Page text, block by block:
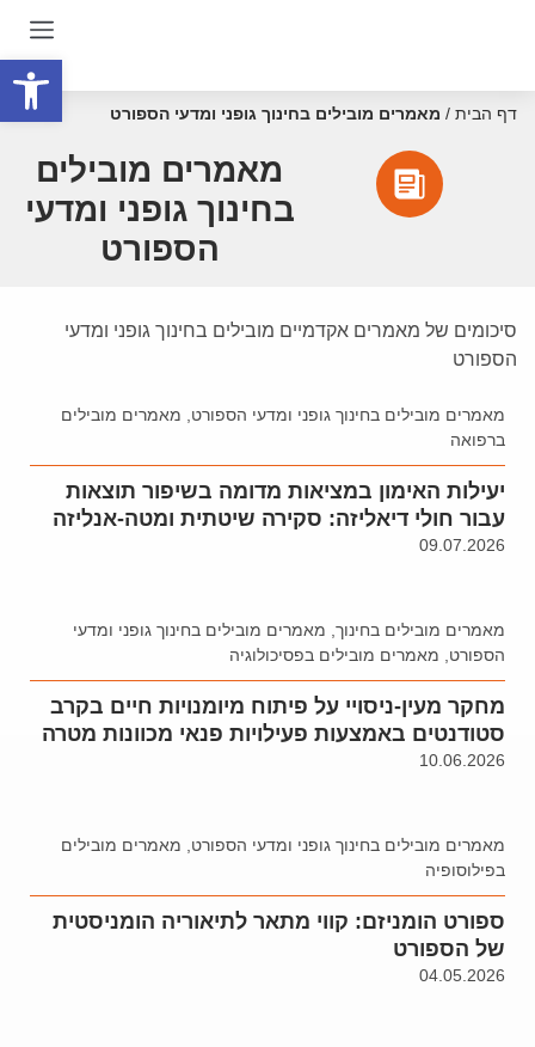
דף הבית / מאמרים מובילים בחינוך גופני ומדעי הספורט
מאמרים מובילים
בחינוך גופני ומדעי
הספורט
סיכומים של מאמרים אקדמיים מובילים בחינוך גופני ומדעי
הספורט
מאמרים מובילים בחינוך גופני ומדעי הספורט, מאמרים מובילים
ברפואה
יעילות האימון במציאות מדומה בשיפור תוצאות
עבור חולי דיאליזה: סקירה שיטתית ומטה-אנליזה
09.07.2026
מאמרים מובילים בחינוך, מאמרים מובילים בחינוך גופני ומדעי
הספורט, מאמרים מובילים בפסיכולוגיה
מחקר מעין-ניסויי על פיתוח מיומנויות חיים בקרב
סטודנטים באמצעות פעילויות פנאי מכוונות מטרה
10.06.2026
מאמרים מובילים בחינוך גופני ומדעי הספורט, מאמרים מובילים
בפילוסופיה
ספורט הומניזם: קווי מתאר לתיאוריה הומניסטית
של הספורט
04.05.2026
פתח